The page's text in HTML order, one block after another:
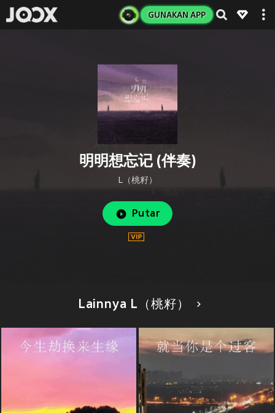
GUNAKAN APP
明明想忘记 (伴奏)
L（桃籽）
Putar
Lainnya L（桃籽）